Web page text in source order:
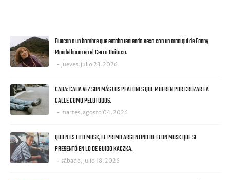
Buscan a un hombre que estaba teniendo sexo con un maniquí de Fanny
Mandelbaum en el Cerro Unitoco.
jueves, julio 23, 2026
CABA: CADA VEZ SON MÁS LOS PEATONES QUE MUEREN POR CRUZAR LA
CALLE COMO PELOTUDOS.
martes, agosto 04, 2026
QUIEN ES TITO MUSK, EL PRIMO ARGENTINO DE ELON MUSK QUE SE
PRESENTÓ EN LO DE GUIDO KACZKA.
sábado, julio 18, 2026